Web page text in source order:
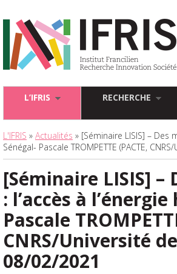
L’IFRIS RECHERCHE
L'IFRIS » Actualités » [Séminaire LISIS] – Des
Sénégal- Pascale TROMPETTE (PACTE,
[Séminaire LISIS]
: l’accès à
Pascale
CNRS/Université
08/02/2021